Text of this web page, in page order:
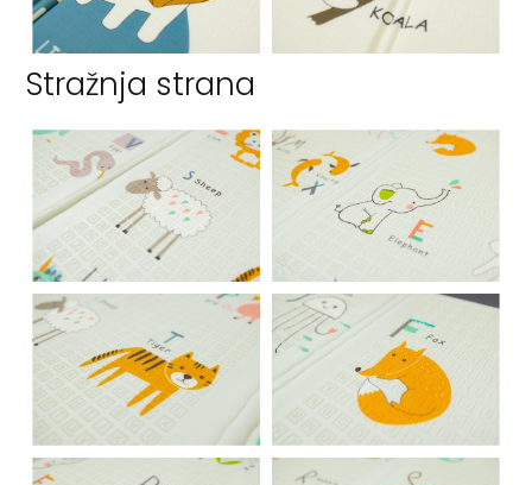
Stražnja strana